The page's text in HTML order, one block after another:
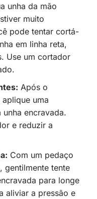
unha da mão
muito
pode tentar cortá-
em linha reta,
Use um cortador
Após o
uma
encravada.
e reduzir a
Com um pedaço
gentilmente tente
para longe
aliviar a pressão e